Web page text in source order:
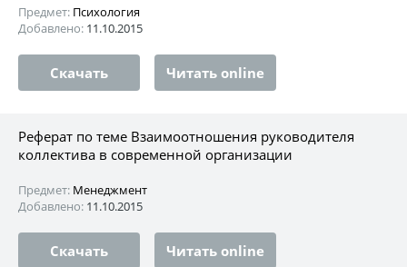
Предмет: Психология
Добавлено: 11.10.2015
Скачать Читать online
Реферат по теме Взаимоотношения руководителя
коллектива в современной организации
Предмет: Менеджмент
Добавлено: 11.10.2015
Скачать Читать online